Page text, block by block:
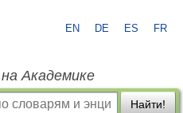
EN DE ES FR
Академике
Найти!